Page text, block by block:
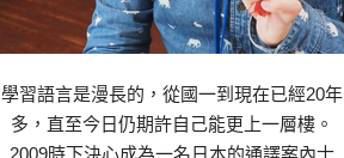
學習語言是漫長的，從國一到現在已經20年
多，直至今日仍期許自己能更上一層樓。
2009時下決心成為一名日本的通譯案內士